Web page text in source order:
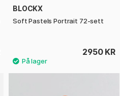
BLOCKX
Soft Pastels Portrait 72-sett
2950 KR